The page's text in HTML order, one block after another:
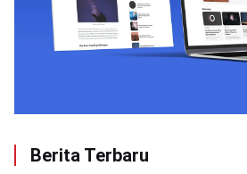
Berita Terbaru